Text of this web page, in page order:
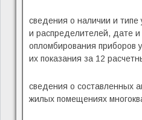
сведения о наличии и
и распределителей, дате и
опломбирования приборов
их показания за 12
сведения о составленных
жилых помещениях